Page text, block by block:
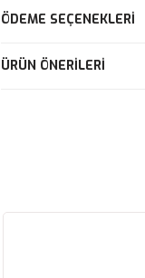
ÖDEME SEÇENEKLERI
ÜRÜN ÖNERILERI